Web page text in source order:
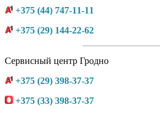
+375 (44) 747-11-11
+375 (29) 144-22-62
Сервисный центр Гродно
+375 (29) 398-37-37
+375 (33) 398-37-37